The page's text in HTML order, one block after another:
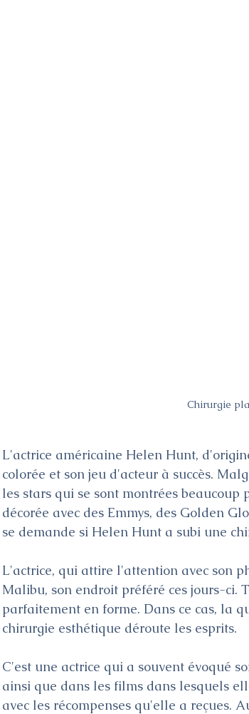
Chirurgie
L'actrice américaine Helen Hunt,
colorée et son jeu d'acteur à succès.
les stars qui se sont montrées
décorée avec des Emmys, des Golden
se demande si Helen Hunt a subi une
L'actrice, qui attire l'attention avec son
Malibu, son endroit préféré ces jours-ci.
parfaitement en forme. Dans ce cas, la
chirurgie esthétique déroute les esprits.
C'est une actrice qui a souvent évoqué
ainsi que dans les films dans lesquels
avec les récompenses qu'elle a reçues.